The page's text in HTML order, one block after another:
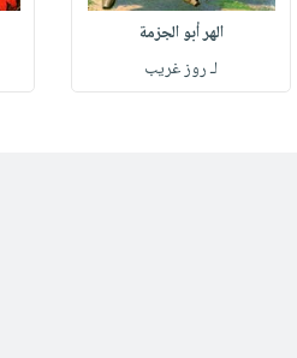
الهر أبو الجزمة
لـ روز غريب